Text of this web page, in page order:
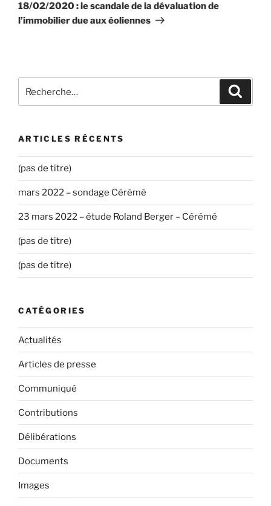
18/02/2020 : le scandale de la dévaluation de
l’immobilier due aux éoliennes
pour
ARTICLES RÉCENTS
(pas de titre)
mars 2022 – sondage Cérémé
23 mars 2022 – étude Roland Berger – Cérémé
(pas de titre)
(pas de titre)
CATÉGORIES
Actualités
Articles de presse
Communiqué
Contributions
Délibérations
Documents
Images